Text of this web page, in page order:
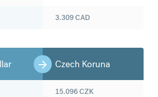
3.309CAD
Czech Koruna
15.096CZK